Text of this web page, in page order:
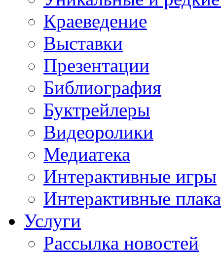
Краеведение
Выставки
Презентации
Библиография
Буктрейлеры
Видеоролики
Медиатека
Интерактивные игры
Интерактивные
Услуги
Рассылка новостей